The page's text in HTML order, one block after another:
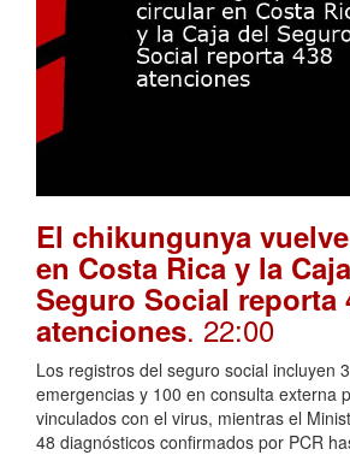
El chikungunya
en Costa Rica y la
Seguro Social reporta
atenciones. 22:00
Los registros del seguro social incluyen
emergencias y 100 en consulta externa
vinculados con el virus, mientras el
48 diagnósticos confirmados por PCR